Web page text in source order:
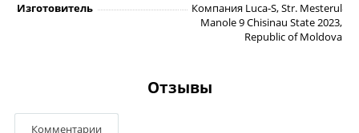
Изготовитель
Компания Luca-S, Str. Mesterul
Manole 9 Chisinau State 2023,
Republic of Moldova
Отзывы
Комментарии